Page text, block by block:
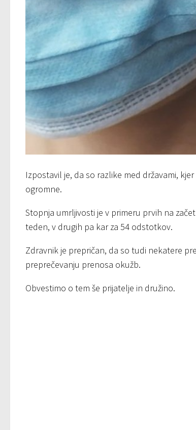
Izpostavil je, da so razlike med državami,
ogromne.
Stopnja umrljivosti je v primeru prvih na
teden, v drugih pa kar za 54 odstotkov.
Zdravnik je prepričan, da so tudi nekatere
preprečevanju prenosa okužb.
Obvestimo o tem še prijatelje in družino.